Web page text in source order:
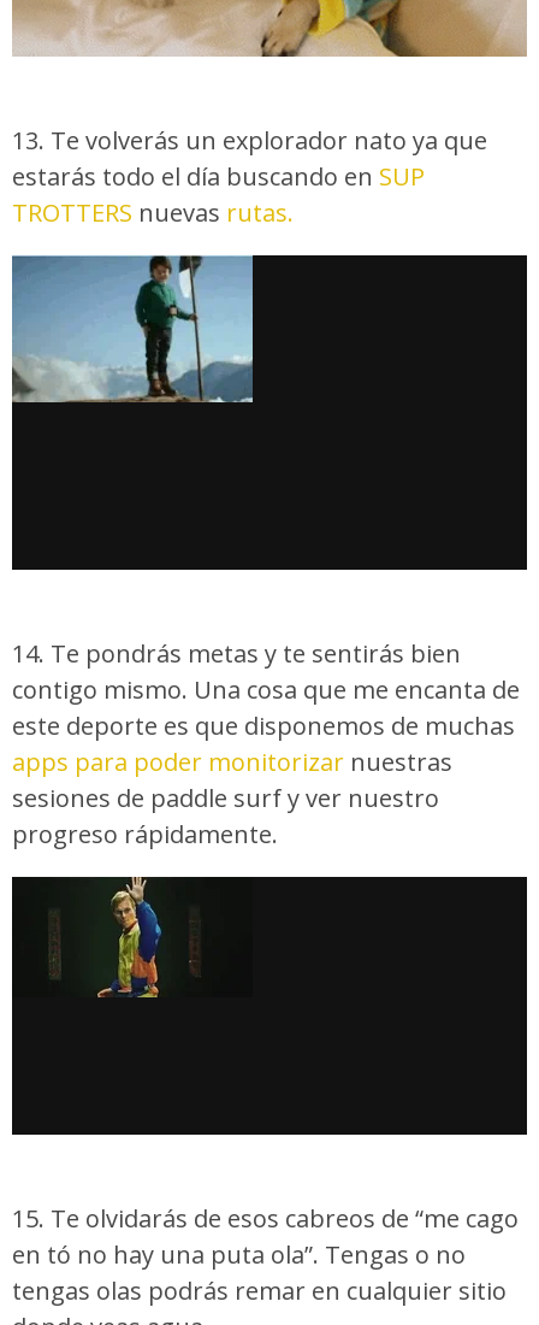
13. Te volverás un explorador nato ya que
estarás todo el día buscando en SUP
TROTTERS nuevas rutas.
14. Te pondrás metas y te sentirás bien
contigo mismo. Una cosa que me encanta de
este deporte es que disponemos de muchas
apps para poder monitorizar nuestras
sesiones de paddle surf y ver nuestro
progreso rápidamente.
15. Te olvidarás de esos cabreos de “me cago
en tó no hay una puta ola”. Tengas o no
tengas olas podrás remar en cualquier sitio